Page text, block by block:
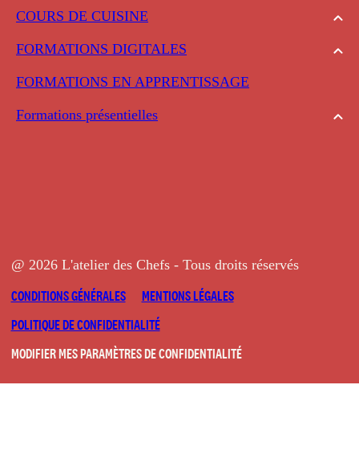
COURS DE CUISINE
FORMATIONS DIGITALES
FORMATIONS EN APPRENTISSAGE
Formations présentielles
@ 2026 L'atelier des Chefs - Tous droits réservés
CONDITIONS GÉNÉRALES
MENTIONS LÉGALES
POLITIQUE DE CONFIDENTIALITÉ
MODIFIER MES PARAMÈTRES DE CONFIDENTIALITÉ